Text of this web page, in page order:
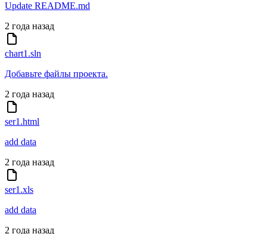
Update README.md
2 года назад
chart1.sln
Добавьте файлы проекта.
2 года назад
ser1.html
add data
2 года назад
ser1.xls
add data
2 года назад